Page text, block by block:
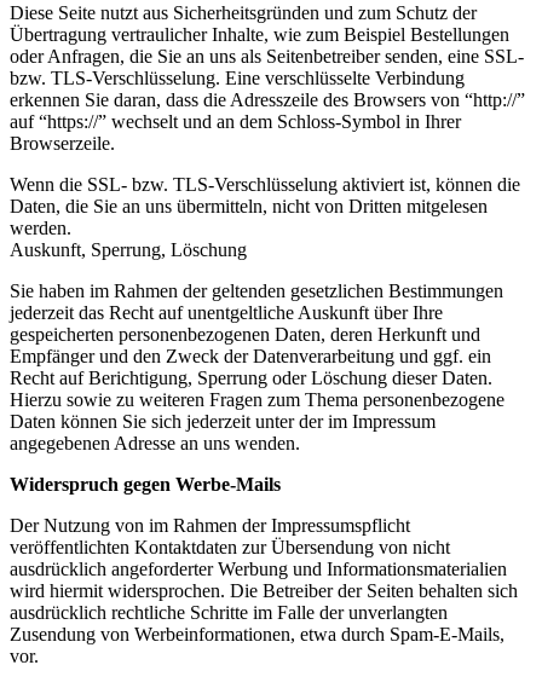
Diese Seite nutzt aus Sicherheitsgründen und zum Schutz der
Übertragung vertraulicher Inhalte, wie zum Beispiel Bestellungen
oder Anfragen, die Sie an uns als Seitenbetreiber senden, eine SSL-
bzw. TLS-Verschlüsselung. Eine verschlüsselte Verbindung
erkennen Sie daran, dass die Adresszeile des Browsers von “http://”
auf “https://” wechselt und an dem Schloss-Symbol in Ihrer
Browserzeile.
Wenn die SSL- bzw. TLS-Verschlüsselung aktiviert ist, können die
Daten, die Sie an uns übermitteln, nicht von Dritten mitgelesen
werden.
Auskunft, Sperrung, Löschung
Sie haben im Rahmen der geltenden gesetzlichen Bestimmungen
jederzeit das Recht auf unentgeltliche Auskunft über Ihre
gespeicherten personenbezogenen Daten, deren Herkunft und
Empfänger und den Zweck der Datenverarbeitung und ggf. ein
Recht auf Berichtigung, Sperrung oder Löschung dieser Daten.
Hierzu sowie zu weiteren Fragen zum Thema personenbezogene
Daten können Sie sich jederzeit unter der im Impressum
angegebenen Adresse an uns wenden.
Widerspruch gegen Werbe-Mails
Der Nutzung von im Rahmen der Impressumspflicht
veröffentlichten Kontaktdaten zur Übersendung von nicht
ausdrücklich angeforderter Werbung und Informationsmaterialien
wird hiermit widersprochen. Die Betreiber der Seiten behalten sich
ausdrücklich rechtliche Schritte im Falle der unverlangten
Zusendung von Werbeinformationen, etwa durch Spam-E-Mails,
vor.